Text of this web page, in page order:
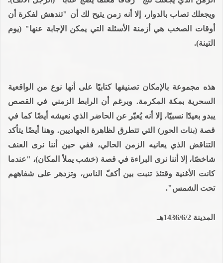
ويجعلك تصاب بالدوار، إلا أنه زمن يتيح لك أن "تندهش لفكرة أن
أوقات الصخب هي أزمنة الأسئلة التي يمكن الإجابة عنها" (يوم
التينة).
هذه مجموعة بالإمكان تصنيفها كتابيًا على أنها نوع من الواقعية
السحرية بمكة المكرمة. وبرغم أن الرابط الزمني في القصص
يبدو بعيدًا نسبيًا، إلا أنه يُعبّر عن الحاضر الذي نعيشه أيضًا كما في
قصة (بنات الحور) التي تتطرق لظاهرة الجهاديين. وهنا أيضًا يتأكد
التناقض الذي يعانيه الزمن الحالي، ففي حين أننا نرى العنف
شاخصًا، إلا أننا نرى البراءة في قصة (خشب يملأ المكان)، "عندما
كانت الأغنية وقتئذ تنبت بين أكفّ الناس، وتزدهر على شفاههم
تحت الشمس".
المدينة 1436/6/2هـ